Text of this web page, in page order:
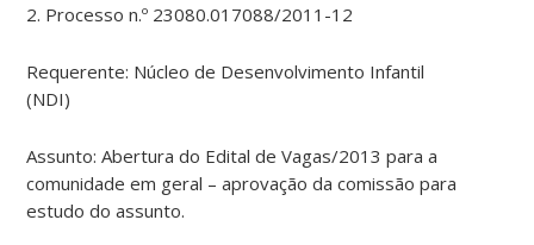
2. Processo n.º 23080.017088/2011-12
Requerente: Núcleo de Desenvolvimento Infantil
(NDI)
Assunto: Abertura do Edital de Vagas/2013 para a
comunidade em geral – aprovação da comissão para
estudo do assunto.